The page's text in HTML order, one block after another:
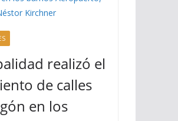
realizó el
de calles
en los